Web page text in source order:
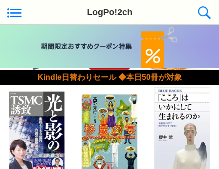
LogPo!2ch
Kindle日替わりセール ◆本日50冊が対象